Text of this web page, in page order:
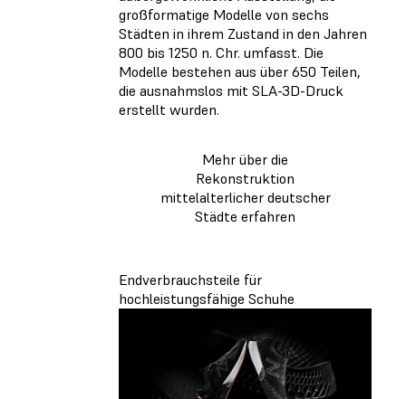
großformatige Modelle von sechs
Städten in ihrem Zustand in den Jahren
800 bis 1250 n. Chr. umfasst. Die
Modelle bestehen aus über 650 Teilen,
die ausnahmslos mit SLA-3D-Druck
erstellt wurden.
Mehr über die
Rekonstruktion
mittelalterlicher deutscher
Städte erfahren
Endverbrauchsteile für
hochleistungsfähige Schuhe